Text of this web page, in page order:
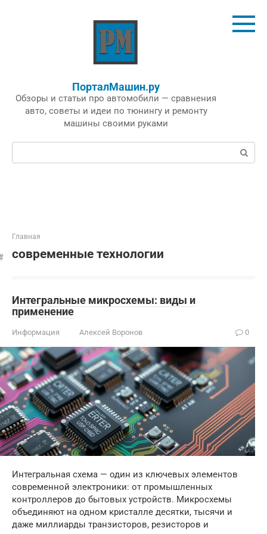
ПорталМашин.ру
Обзоры и статьи про автомобили — сравнения
авто, советы и идеи по тюнингу и ремонту
машины своими руками
Поиск:
Главная
современные технологии
Интегральные микросхемы: виды и
применение
Информация Алексей Воронов 0
Интегральная схема — один из ключевых элементов
современной электроники: от промышленных
контроллеров до бытовых устройств. Микросхемы
объединяют на одном кристалле десятки, тысячи и
даже миллиарды транзисторов, резисторов и